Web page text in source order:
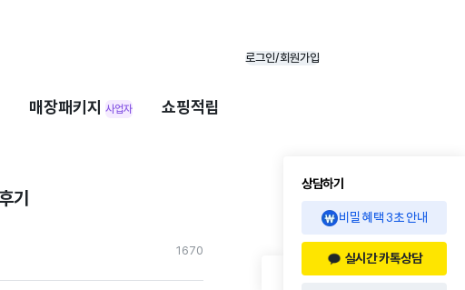
로그인/회원가입
매장패키지 사업자 쇼핑적립
기
1670
상담하기
비밀 혜택 3초 안내
실시간 카톡상담